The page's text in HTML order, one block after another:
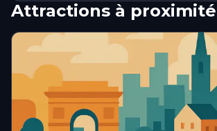
Attractions à proximité